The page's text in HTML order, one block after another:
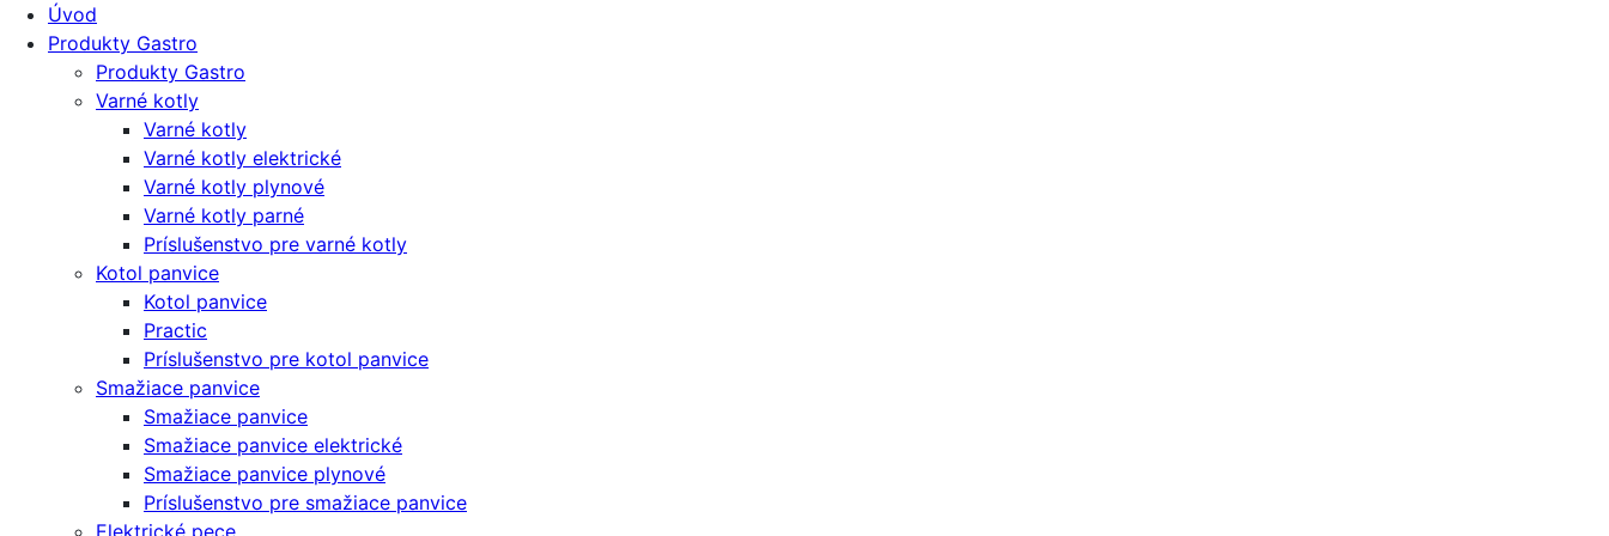
Úvod
Produkty Gastro
Produkty Gastro
Varné kotly
Varné kotly
Varné kotly elektrické
Varné kotly plynové
Varné kotly parné
Príslušenstvo pre varné kotly
Kotol panvice
Kotol panvice
Practic
Príslušenstvo pre kotol panvice
Smažiace panvice
Smažiace panvice
Smažiace panvice elektrické
Smažiace panvice plynové
Príslušenstvo pre smažiace panvice
Elektrické pece